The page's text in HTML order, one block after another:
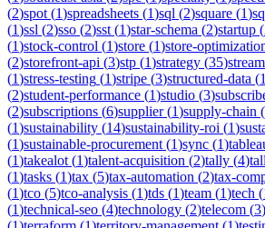
(2)spot (1)spreadsheets (1)sql (2)square (1)
(1)ssl (2)sso (2)sst (1)star-schema (2)startup (
(1)stock-control (1)store (1)store-
(2)storefront-api (3)stp (1)strategy (35)
(1)stress-testing (1)stripe (3)structured-data (1
(2)student-performance (1)studio (3)
(2)subscriptions (6)supplier(1)supply-chain (
(1)sustainability (14)sustainability-roi (1)
(1)sustainable-procurement (1)sync (1)
(1)takealot (1)talent-acquisition (2)tally (4)
(1)tasks (1)tax (5)tax-automation (2)tax-
(1)tco (5)tco-analysis (1)tds (1)team (1)tech (
(1)technical-seo (4)technology (2)telecom (3)